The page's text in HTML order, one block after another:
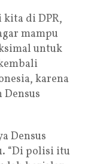
kita di DPR,
mampu
untuk
karena
Densus
“Di polisi itu